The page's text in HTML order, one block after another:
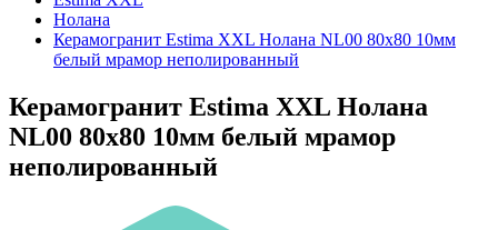
Нолана
Керамогранит Estima XXL Нолана NL00 80x80 10мм
белый мрамор неполированный
Керамогранит Estima XXL Нолана
NL00 80x80 10мм белый мрамор
неполированный